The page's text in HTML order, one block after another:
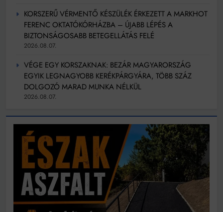
KORSZERŰ VÉRMENTŐ KÉSZÜLÉK ÉRKEZETT A MARKHOT
FERENC OKTATÓKÓRHÁZBA – ÚJABB LÉPÉS A
BIZTONSÁGOSABB BETEGELLÁTÁS FELÉ
2026.08.07.
VÉGE EGY KORSZAKNAK: BEZÁR MAGYARORSZÁG
EGYIK LEGNAGYOBB KERÉKPÁRGYÁRA, TÖBB SZÁZ
DOLGOZÓ MARAD MUNKA NÉLKÜL
2026.08.07.